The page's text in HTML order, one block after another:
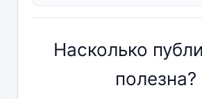
Насколько
полезна?